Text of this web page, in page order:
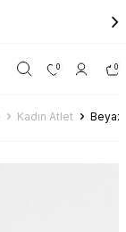
0 0
Kadın Atlet Beyaz